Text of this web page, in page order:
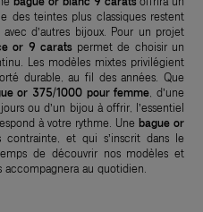
des teintes plus classiques restent
d’autres bijoux. Pour un projet
or 9 caratspermet de choisir un
Les modèles mixtes privilégient
durable, au fil des années. Que
or 375/1000 pour femme , d’une
ou d’un bijou à offrir, l’essentiel
à votre rythme. Une bague or
contrainte, et qui s’inscrit dans le
de découvrir nos modèles et
accompagnera au quotidien.